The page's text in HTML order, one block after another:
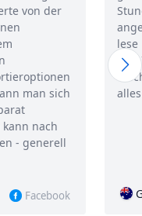
eine sehr
Zahlung und voila,
der
es jetzt seit über
ist der Flug gut. Cool,
innovativ))